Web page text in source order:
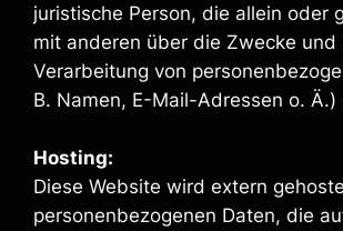
juristische Person, die allein oder
mit anderen über die Zwecke
Verarbeitung von
B. Namen, E-Mail-Adressen o.
Hosting:
Diese Website wird extern
personenbezogenen Daten, die